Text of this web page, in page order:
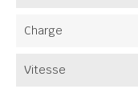
Charge
Vitesse